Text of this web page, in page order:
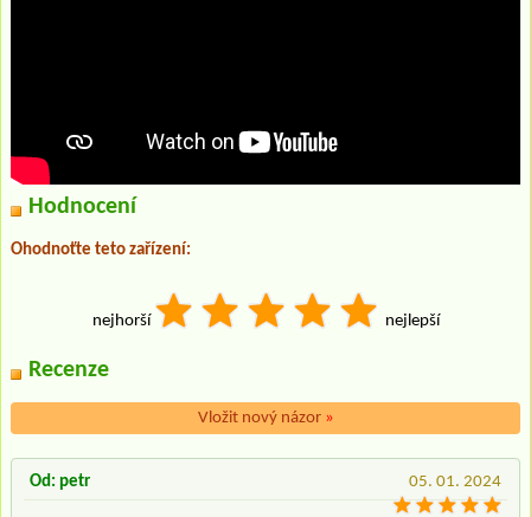
Hodnocení
Ohodnoťte teto zařízení:
nejhorší nejlepší
Recenze
Vložit nový názor »
05. 01. 2024
Od: petr